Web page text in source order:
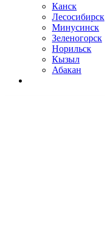
Канск
Лесосибирск
Минусинск
Зеленогорск
Норильск
Кызыл
Абакан